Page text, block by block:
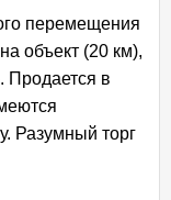
перемещения
объект (20 км),
Продается в
Разумный торг